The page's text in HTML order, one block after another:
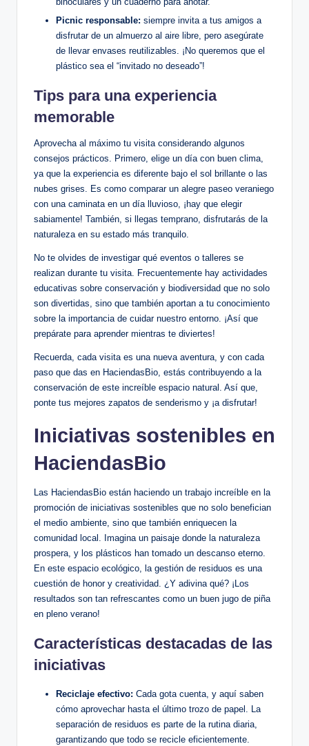
Picnic responsable: siempre invita a tus amigos a
disfrutar de un almuerzo al aire libre, pero asegúrate
de llevar envases reutilizables. ¡No queremos que el
plástico sea el “invitado no deseado”!
Tips para una experiencia
memorable
Aprovecha al máximo tu visita considerando algunos
consejos prácticos. Primero, elige un día con buen clima,
ya que la experiencia es diferente bajo el sol brillante o las
nubes grises. Es como comparar un alegre paseo veraniego
con una caminata en un día lluvioso, ¡hay que elegir
sabiamente! También, si llegas temprano, disfrutarás de la
naturaleza en su estado más tranquilo.
No te olvides de investigar qué eventos o talleres se
realizan durante tu visita. Frecuentemente hay actividades
educativas sobre conservación y biodiversidad que no solo
son divertidas, sino que también aportan a tu conocimiento
sobre la importancia de cuidar nuestro entorno. ¡Así que
prepárate para aprender mientras te diviertes!
Recuerda, cada visita es una nueva aventura, y con cada
paso que das en HaciendasBio, estás contribuyendo a la
conservación de este increíble espacio natural. Así que,
ponte tus mejores zapatos de senderismo y ¡a disfrutar!
Iniciativas sostenibles en
HaciendasBio
Las HaciendasBio están haciendo un trabajo increíble en la
promoción de iniciativas sostenibles que no solo benefician
el medio ambiente, sino que también enriquecen la
comunidad local. Imagina un paisaje donde la naturaleza
prospera, y los plásticos han tomado un descanso eterno.
En este espacio ecológico, la gestión de residuos es una
cuestión de honor y creatividad. ¿Y adivina qué? ¡Los
resultados son tan refrescantes como un buen jugo de piña
en pleno verano!
Características destacadas de las
iniciativas
Reciclaje efectivo: Cada gota cuenta, y aquí saben
cómo aprovechar hasta el último trozo de papel. La
separación de residuos es parte de la rutina diaria,
garantizando que todo se recicle eficientemente.